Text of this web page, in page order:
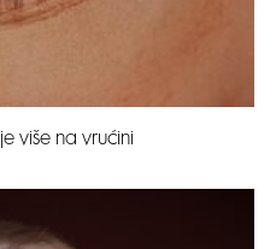
više na vrućini